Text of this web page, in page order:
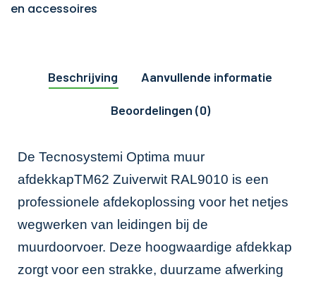
en accessoires
Beschrijving Aanvullende informatie
Beoordelingen (0)
De Tecnosystemi Optima muur
afdekkapTM62 Zuiverwit RAL9010 is een
professionele afdekoplossing voor het netjes
wegwerken van leidingen bij de
muurdoorvoer. Deze hoogwaardige afdekkap
zorgt voor een strakke, duurzame afwerking